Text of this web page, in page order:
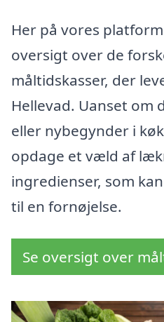
Her på vores
oversigt over de
måltidskasser, der
Hellevad. Uanset om
eller nybegynder i
opdage et væld af
ingredienser, som
til en fornøjelse.
Se oversigt over